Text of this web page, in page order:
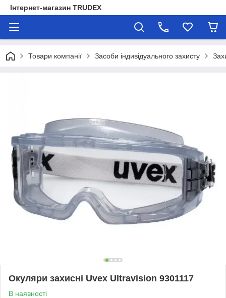
Інтернет-магазин TRUDEX
Товари компанії Засоби індивідуального захисту
Окуляри захисні Uvex Ultravision 9301117
В наявності